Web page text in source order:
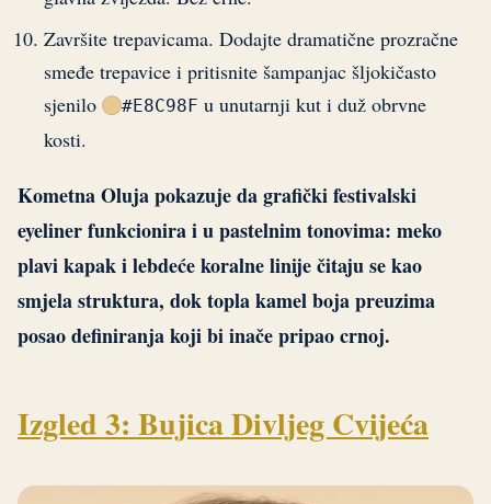
Završite trepavicama. Dodajte dramatične prozračne
smeđe trepavice i pritisnite šampanjac šljokičasto
sjenilo
#E8C98F u unutarnji kut i duž obrvne
kosti.
Kometna Oluja pokazuje da grafički festivalski
eyeliner funkcionira i u pastelnim tonovima: meko
plavi kapak i lebdeće koralne linije čitaju se kao
smjela struktura, dok topla kamel boja preuzima
posao definiranja koji bi inače pripao crnoj.
Izgled 3: Bujica Divljeg Cvijeća